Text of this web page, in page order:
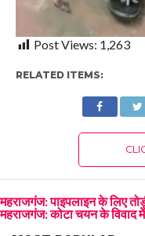
Post Views: 1,263
RELATED ITEMS:
महराजगंज: पाइपलाइन के लिए
महराजगंज: कोटा चयन के विवाद